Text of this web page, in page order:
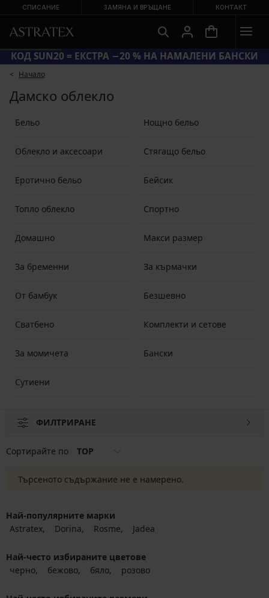
СПИСАНИЕ ЗАМЯНА И ВРЪЩАНЕ КОНТАКТ
КОД SUN20 = ЕКСТРА −20 % НА НАМАЛЕНИ БАНСКИ
Начало
Дамско облекло
Бельо Нощно бельо
Облекло и аксесоари Стягащо бельо
Еротично бельо Бейсик
Топло облекло Спортно
Домашно Макси размер
За бременни За кърмачки
От бамбук Безшевно
Сватбено Комплекти и сетове
За момичета Бански
Сутиени
ФИЛТРИРАНЕ
Сортирайте по TOP
Търсеното съдържание не е намерено.
Най-популярните марки
Astratex
Dorina Rosme Jadea
Най-често избираните цветове
черно
бежово бяло розово